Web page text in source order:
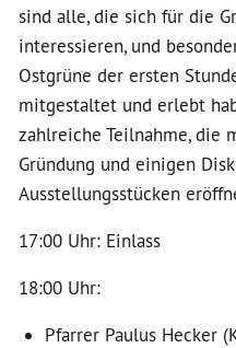
sind alle, die sich für die
interessieren, und
Ostgrüne der ersten
mitgestaltet und erlebt
zahlreiche Teilnahme, die
Gründung und einigen
Ausstellungsstücken
17:00 Uhr: Einlass
18:00 Uhr:
Pfarrer Paulus Hecker